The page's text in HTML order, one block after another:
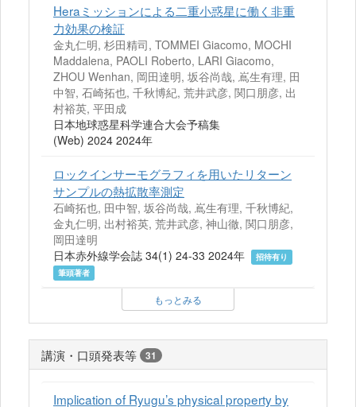
Heraミッションによる二重小惑星に働く非重
力効果の検証
金丸仁明, 杉田精司, TOMMEI Giacomo, MOCHI
Maddalena, PAOLI Roberto, LARI Giacomo,
ZHOU Wenhan, 岡田達明, 坂谷尚哉, 嶌生有理, 田
中智, 石崎拓也, 千秋博紀, 荒井武彦, 関口朋彦, 出
村裕英, 平田成
日本地球惑星科学連合大会予稿集
(Web) 2024 2024年
ロックインサーモグラフィを用いたリターン
サンプルの熱拡散率測定
石崎拓也, 田中智, 坂谷尚哉, 嶌生有理, 千秋博紀,
金丸仁明, 出村裕英, 荒井武彦, 神山徹, 関口朋彦,
岡田達明
日本赤外線学会誌 34(1) 24-33 2024年
招待有り
筆頭著者
もっとみる
講演・口頭発表等 31
Implication of Ryugu’s physical property by